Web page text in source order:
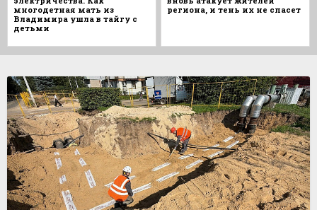
многодетная мать из
Владимира ушла в тайгу с
детьми
региона, и тень их не спасет